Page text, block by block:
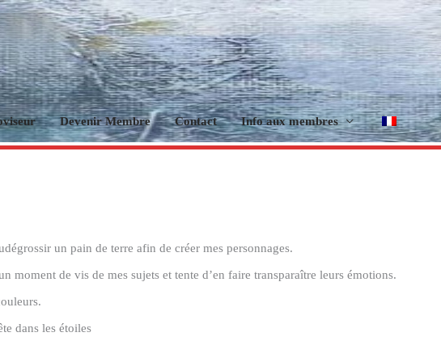
Devenir Membre Contact Info aux membres
un pain de terre afin de créer mes personnages.
moment de vis de mes sujets et tente d’en faire transparaître leurs émotions.
dans les étoiles